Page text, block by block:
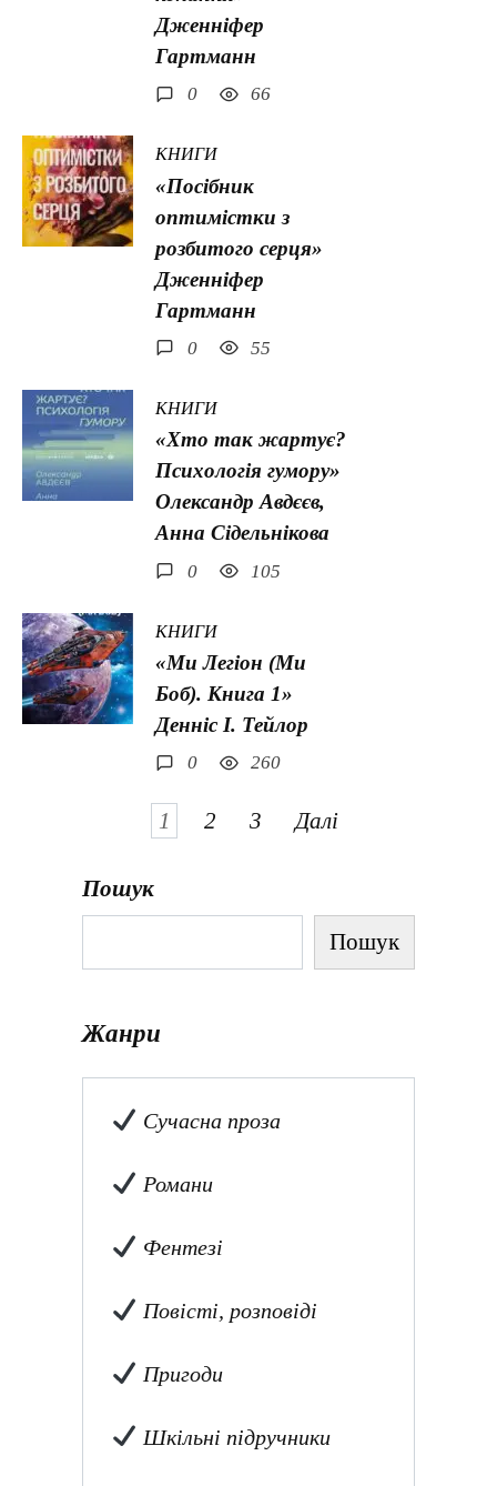
Дженніфер
Гартманн
0 66
КНИГИ
«Посібник
оптимістки з
розбитого серця»
Дженніфер
Гартманн
0 55
КНИГИ
«Хто так жартує?
Психологія гумору»
Олександр Авдєєв,
Анна Сідельнікова
0 105
КНИГИ
«Ми Легіон (Ми
Боб). Книга 1»
Денніс І. Тейлор
0 260
1 2 3 Далі
Пошук
Пошук
Жанри
Сучасна проза
Романи
Фентезі
Повісті, розповіді
Пригоди
Шкільні підручники